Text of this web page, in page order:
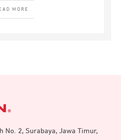
MORE
No. 2, Surabaya, Jawa Timur,